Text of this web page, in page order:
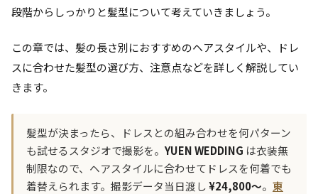
段階からしっかりと髪型について考えていきましょう。
この章では、髪の長さ別におすすめのヘアスタイルや、ドレ
スに合わせた髪型の選び方、注意点などを詳しく解説してい
きます。
髪型が決まったら、ドレスとの組み合わせを何パターン
も試せるスタジオで撮影を。 YUEN WEDDING は衣装無
制限なので、ヘアスタイルに合わせてドレスを何着でも
着替えられます。撮影データ当日渡し¥24,800〜。 東